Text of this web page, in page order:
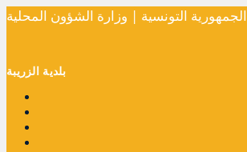
الجمهورية التونسية | وزارة الشؤون المحلية
بلدية الزريبة